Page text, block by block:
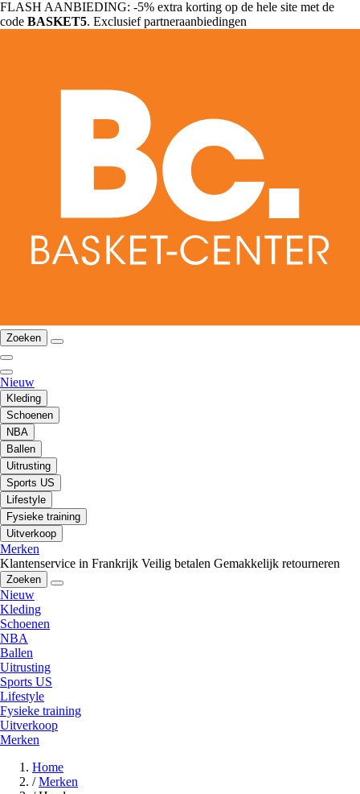
FLASH AANBIEDING: -5% extra korting op de hele site met de
code BASKET5. Exclusief partneraanbiedingen
Zoeken
Nieuw
Kleding
Schoenen
NBA
Ballen
Uitrusting
Sports US
Lifestyle
Fysieke training
Uitverkoop
Merken
Klantenservice in Frankrijk Veilig betalen Gemakkelijk retourneren
Zoeken
Nieuw
Kleding
Schoenen
NBA
Ballen
Uitrusting
Sports US
Lifestyle
Fysieke training
Uitverkoop
Merken
Home
/ Merken